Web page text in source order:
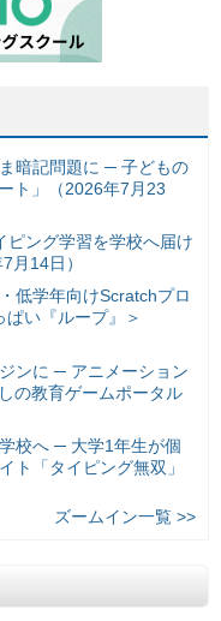
暗記問題に ─ 子どもの
ト」（2026年7月23
ピング学習を学校へ届け
月14日）
低学年向けScratchプロ
い『ループ』＞
ンに ─ アニメーション
の教育ゲームポータル
校へ ─ 大学1年生が個
ト「タイピング無双」
ズームイン一覧 >>